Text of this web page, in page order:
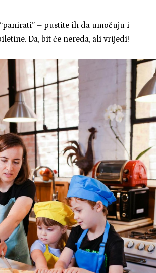
– pustite ih da umočuju i
Da, bit će nereda, ali vrijedi!